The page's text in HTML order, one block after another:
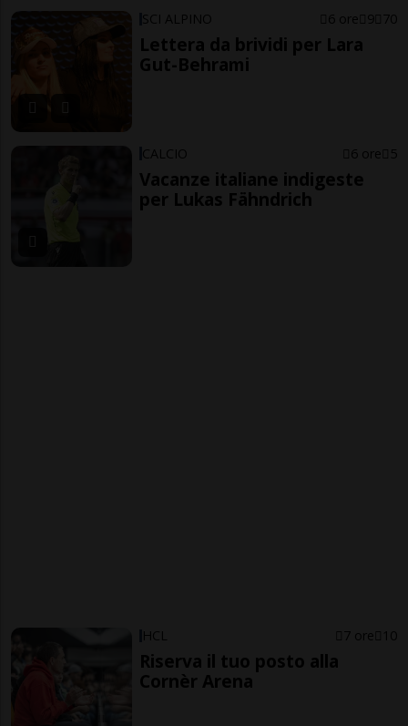
SCI ALPINO 6 ore 9 70
Lettera da brividi per Lara
Gut-Behrami
CALCIO 6 ore 5
Vacanze italiane indigeste
per Lukas Fähndrich
HCL 7 ore 10
Riserva il tuo posto alla
Cornèr Arena